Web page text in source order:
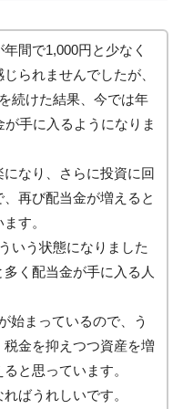
間で1,000円と少なく
られませんでしたが、
続けた結果、今では年
手に入るようになりま
なり、さらに投資に回
再び配当金が増えると
す。
いう状態になりました
く配当金が手に入る人
始まっているので、う
金を抑えつつ資産を増
と思っています。
ばうれしいです。